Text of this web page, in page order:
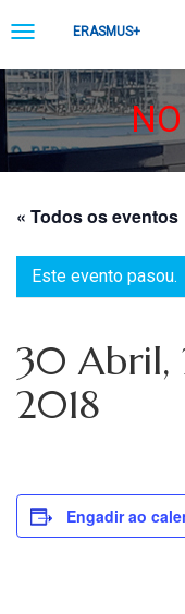
to ToggleERASMUS+
« Todos os eventos
Este evento pasou.
30 Abril,
2018
Engadir ao